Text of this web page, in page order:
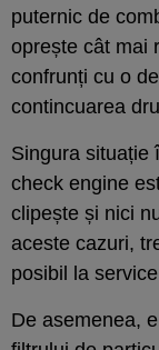
puternic de
oprește cât mai
confrunți cu o
contincuarea
Singura situație
check engine
clipește și nici
aceste cazuri,
posibil la
De asemenea,